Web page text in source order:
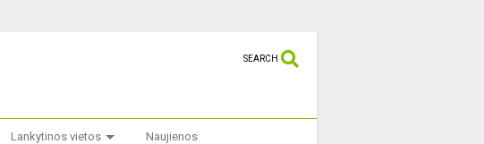
SEARCH
Lankytinos vietos Naujienos